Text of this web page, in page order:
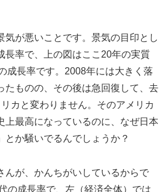
気が悪いことです。景気の目印とし
長率で、上の図はここ20年の実質
成長率です。2008年には大きく落
たものの、その後は急回復して、去
カと変わりません。そのアメリカ
上最高になっているのに、なぜ日本
とか騒いでるんでしょうか？
んが、かんちがいしているからで
の成長率で、左（経済全体）では